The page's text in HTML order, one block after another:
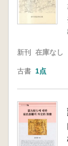
新刊 在庫なし
古書 1点